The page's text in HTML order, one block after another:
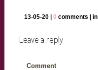
13-05-20 | 0 comments | in
Leave a reply
Comment